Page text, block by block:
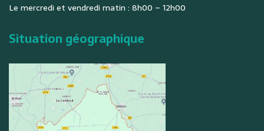
Le mercredi et vendredi matin : 8h00 – 12h00
Situation géographique